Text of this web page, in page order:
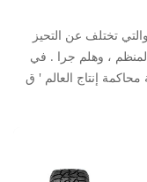
تختلف عن التحيز
، وهلم جرا . في
محاكمة إنتاج العالم ' ق